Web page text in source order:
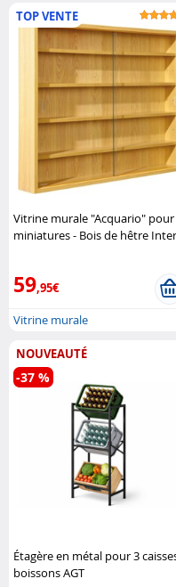
TOP VENTE
Vitrine murale "Acquario" pour
miniatures - Bois de hêtre Inter
59,95€
Vitrine murale
NOUVEAUTÉ
Étagère en métal pour 3
boissons AGT
-37 %